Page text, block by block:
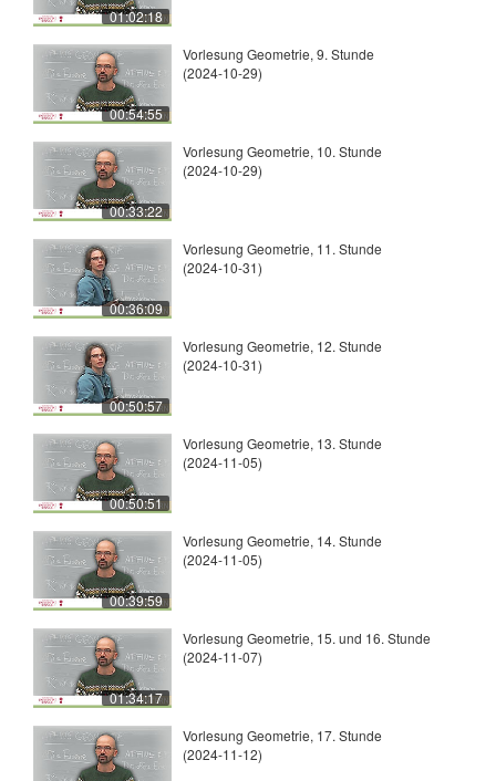
01:02:18
00:54:55
Vorlesung Geometrie, 9. Stunde
(2024-10-29)
00:33:22
Vorlesung Geometrie, 10. Stunde
(2024-10-29)
00:36:09
Vorlesung Geometrie, 11. Stunde
(2024-10-31)
00:50:57
Vorlesung Geometrie, 12. Stunde
(2024-10-31)
00:50:51
Vorlesung Geometrie, 13. Stunde
(2024-11-05)
00:39:59
Vorlesung Geometrie, 14. Stunde
(2024-11-05)
01:34:17
Vorlesung Geometrie, 15. und 16. Stunde
(2024-11-07)
Vorlesung Geometrie, 17. Stunde
(2024-11-12)